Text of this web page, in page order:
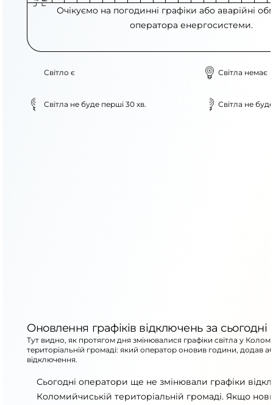
Очікуємо на погодинні графіки або аварійні
оператора енергосистеми.
Світло є Світла немає
Світла не буде перші 30 хв. Світла не
Оновлення графіків відключень за сьогодні
Тут видно, як протягом дня змінювалися графіки світла у
територіальній громаді: який оператор оновив години, додав
відключення.
Сьогодні оператори ще не змінювали графіки
Коломийчиській територіальній громаді. Якщо